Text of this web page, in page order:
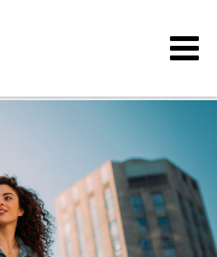
BRUGTE BILER